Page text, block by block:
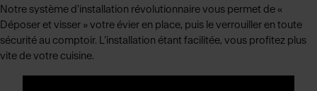
Notre système d'installation révolutionnaire vous permet de «
Déposer et visser » votre évier en place, puis le verrouiller en toute
sécurité au comptoir. L’installation étant facilitée, vous profitez plus
vite de votre cuisine.